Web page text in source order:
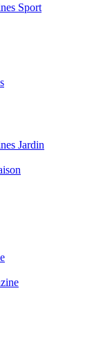
Sport
Jardin